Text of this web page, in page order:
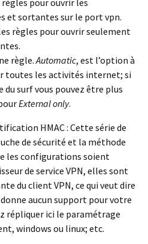
et sortantes sur le port vpn.
règles pour ouvrir seulement
règle.Automatic, est l’option à
toutes les activités internet; si
du surf vous pouvez être plus
External only.
HMAC : Cette série de
de sécurité et la méthode
les configurations soient
de service VPN, elles sont
du client VPN, ce qui veut dire
aucun support pour votre
répliquer ici le paramétrage
windows ou linux; etc.